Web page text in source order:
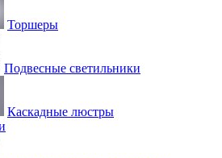
Торшеры
Подвесные светильники
Каскадные люстры